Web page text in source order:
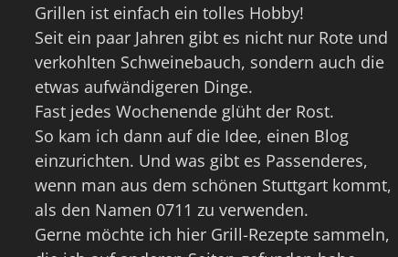
Grillen ist einfach ein tolles Hobby!
Seit ein paar Jahren gibt es nicht nur Rote und
verkohlten Schweinebauch, sondern auch die
etwas aufwändigeren Dinge.
Fast jedes Wochenende glüht der Rost.
So kam ich dann auf die Idee, einen Blog
einzurichten. Und was gibt es Passenderes,
wenn man aus dem schönen Stuttgart kommt,
als den Namen 0711 zu verwenden.
Gerne möchte ich hier Grill-Rezepte sammeln,